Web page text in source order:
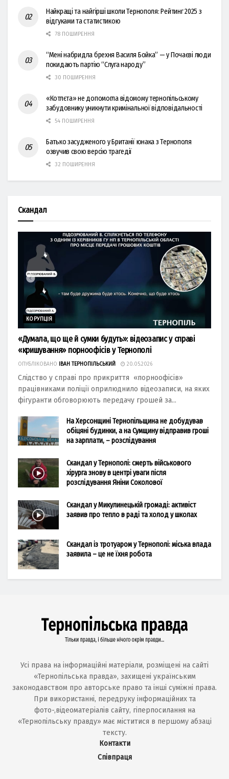
Найкращі та найгірші школи Тернополя: Рейтинг 2025 з
відгуками та статистикою
78 ПОШИРЕННЯ
“Мені набридла брехня Василя Бойка” — у Почаєві люди
покидають партію “Слуга народу”
30 ПОШИРЕННЯ
«Котлєта» не допомогла відомому тернопільському
забудовнику уникнути кримінальної відповідальності
54 ПОШИРЕННЯ
Батько засудженого у Британії юнака з Тернополя
озвучив свою версію трагедії
32 ПОШИРЕННЯ
Скандал
КОРУПЦІЯ
«Думала, що ще й сумки будуть»: відеозапис у справі
«кришування» порноофісів у Тернополі
ОПУБЛІКОВАНО ІВАН ТЕРНОПІЛЬСЬКИЙ 20.05.2026
Слідство у справі про прикриття «порноофісів»
працівниками поліції оприлюднило відеозаписи, на яких
фігуранти обговорюють передачу грошей за...
На Херсонщині Тернопільщина не добудував
обіцяні будинки, а на Сумщину відправив гроші
на зарплати, – розслідування
Скандал у Тернополі: смерть військового
хірурга знову в центрі уваги після
розслідування Яніни Соколової
Скандал у Микулинецькій громаді: активіст
заявив про тепло в раді та холод у школах
Скандал із тротуаром у Тернополі: міська влада
заявила – це не їхня робота
Усі права на інформаційні матеріали, розміщені на сайті
«Тернопільська правда», захищені українським
законодавством про авторське право та інші суміжні права.
При використанні, передруку інформаційних та
фото-,відеоматеріалів сайту, гіперпосилання на
«Тернопільську правду» має міститися в першому абзаці
тексту.
Контакти
Співпраця